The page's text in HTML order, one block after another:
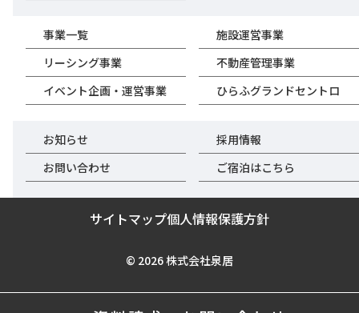
事業一覧
施設運営事業
リーシング事業
不動産管理事業
イベント企画・ 運営事業 ひらふグランドセントロ
お知らせ
採用情報
お問い合わせ
ご宿泊はこちら
サイトマップ個人情報保護方針
© 2026株式会社泉居